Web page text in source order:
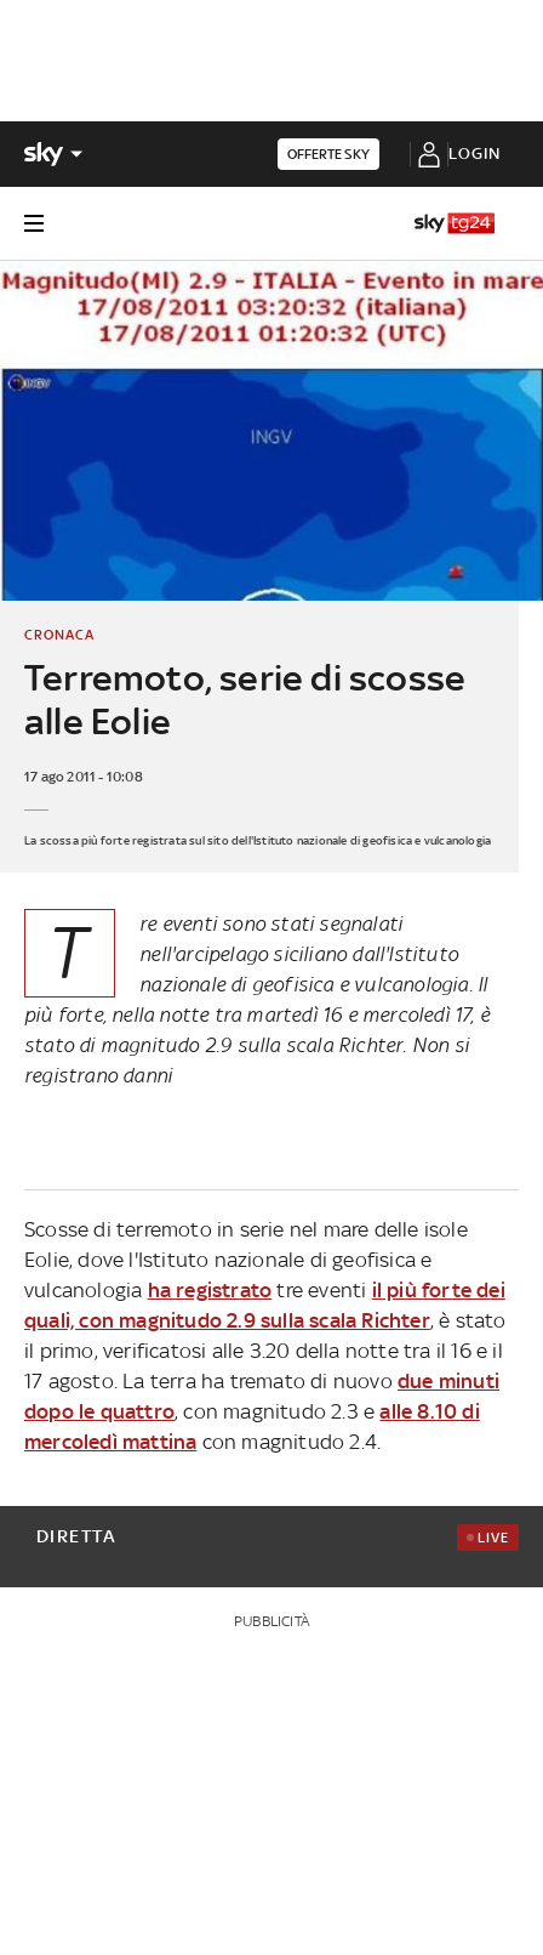
OFFERTE SKY LOGIN
Terremoto, serie di scosse
alle Eolie
CRONACA
17 ago 2011 - 10:08
La scossa più forte registrata sul sito dell'Istituto nazionale di geofisica e vulcanologia
T
re eventi sono stati segnalati
nell'arcipelago siciliano dall'Istituto
nazionale di geofisica e vulcanologia. Il
più forte, nella notte tra martedì 16 e mercoledì 17, è
stato di magnitudo 2.9 sulla scala Richter. Non si
registrano danni
Scosse di terremoto in serie nel mare delle isole
Eolie, dove l'Istituto nazionale di geofisica e
vulcanologia ha registrato tre eventi il più forte dei
quali, con magnitudo 2.9 sulla scala Richter, è stato
il primo, verificatosi alle 3.20 della notte tra il 16 e il
17 agosto. La terra ha tremato di nuovo due minuti
dopo le quattro, con magnitudo 2.3 ealle 8.10 di
mercoledì mattina con magnitudo 2.4.
DIRETTA LIVE
PUBBLICITÀ